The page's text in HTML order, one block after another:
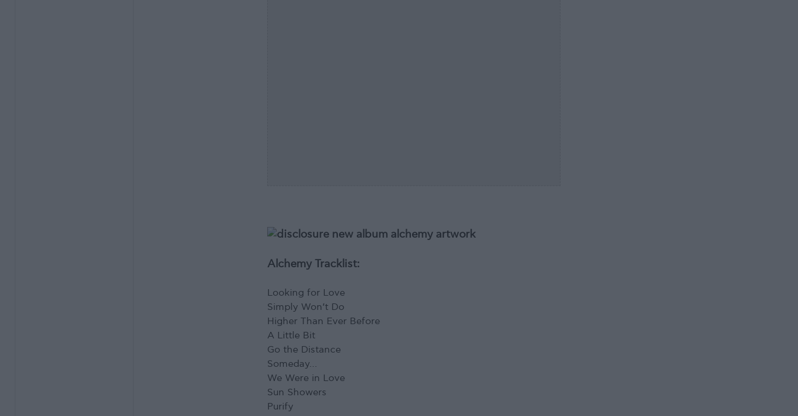
Alchemy Tracklist:
Looking for Love
Simply Won’t Do
Higher Than Ever Before
A Little Bit
Go the Distance
Someday…
We Were in Love
Sun Showers
Purify